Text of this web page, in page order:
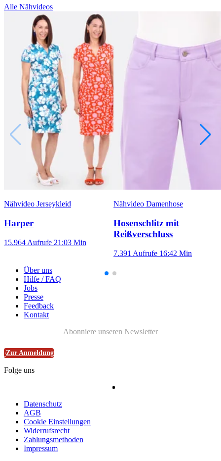
Alle Nähvideos
Nähvideo Jerseykleid
Harper
15.964 Aufrufe 21:03 Min
Nähvideo Damenhose
Hosenschlitz mit
Reißverschluss
7.391 Aufrufe 16:42 Min
Über uns
Hilfe / FAQ
Jobs
Presse
Feedback
Kontakt
Abonniere unseren Newsletter
Zur Anmeldung
Folge uns
Datenschutz
AGB
Cookie Einstellungen
Widerrufsrecht
Zahlungsmethoden
Impressum